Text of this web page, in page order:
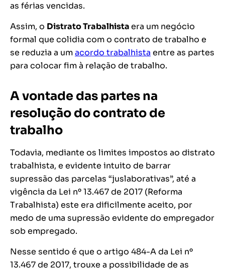
as férias vencidas.
Assim, o Distrato Trabalhistaera um negócio
formal que colidia com o contrato de trabalho e
se reduzia a umacordo trabalhista entre as partes
para colocar fim à relação de trabalho.
A vontade das partes na
resolução do contrato de
trabalho
Todavia, mediante os limites impostos ao distrato
trabalhista, e evidente intuito de barrar
supressão das parcelas “juslaborativas”, até a
vigência da Lei nº 13.467 de 2017 (Reforma
Trabalhista) este era dificilmente aceito, por
medo de uma supressão evidente do empregador
sob empregado.
Nesse sentido é que o artigo 484-A da Lei nº
13.467 de 2017, trouxe a possibilidade de as